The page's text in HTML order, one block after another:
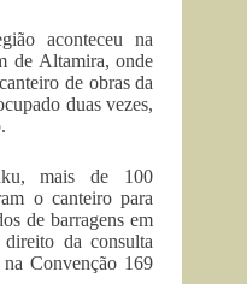
aconteceu na
de Altamira, onde
de obras da
duas vezes,
mais de 100
o canteiro para
de barragens em
da consulta
Convenção 169